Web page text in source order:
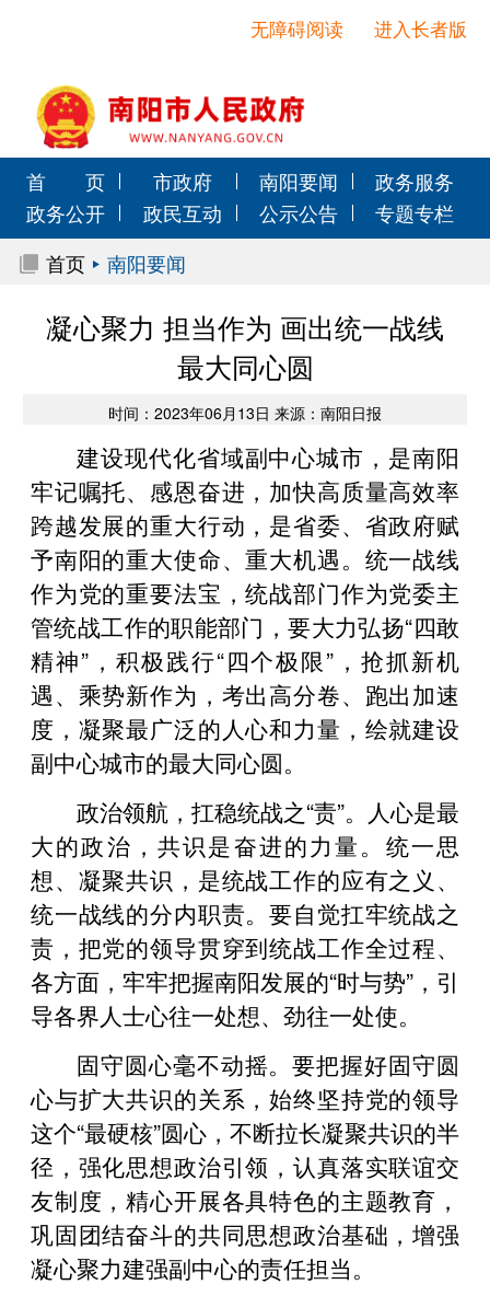
进入长者版
无障碍阅读
首 页 市政府 南阳要闻
政务服务
政务公开
政民互动 公示公告
专题专栏
首页
南阳要闻
凝心聚力 担当作为 画出统一战线
最大同心圆
时间：2023年06月13日 来源：南阳日报
建设现代化省域副中心城市，是南阳
牢记嘱托、感恩奋进，加快高质量高效率
跨越发展的重大行动，是省委、省政府赋
予南阳的重大使命、重大机遇。统一战线
作为党的重要法宝，统战部门作为党委主
管统战工作的职能部门，要大力弘扬“四敢
精神”，积极践行“四个极限”，抢抓新机
遇、乘势新作为，考出高分卷、跑出加速
度，凝聚最广泛的人心和力量，绘就建设
副中心城市的最大同心圆。
政治领航，扛稳统战之“责”。人心是最
大的政治，共识是奋进的力量。统一思
想、凝聚共识，是统战工作的应有之义、
统一战线的分内职责。要自觉扛牢统战之
责，把党的领导贯穿到统战工作全过程、
各方面，牢牢把握南阳发展的“时与势”，引
导各界人士心往一处想、劲往一处使。
固守圆心毫不动摇。要把握好固守圆
心与扩大共识的关系，始终坚持党的领导
这个“最硬核”圆心，不断拉长凝聚共识的半
径，强化思想政治引领，认真落实联谊交
友制度，精心开展各具特色的主题教育，
巩固团结奋斗的共同思想政治基础，增强
凝心聚力建强副中心的责任担当。